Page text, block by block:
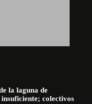
la laguna de
colectivos